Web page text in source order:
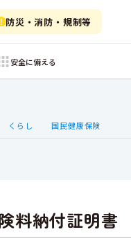
防災・消防・規制等
安全に備える
くらし 国民健康保険
料納付証明